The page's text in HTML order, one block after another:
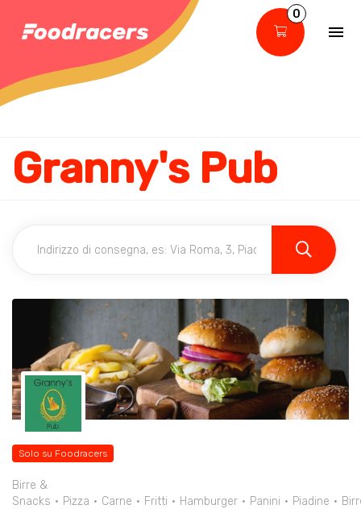
0
Granny's Pub
Solo su Foodracers
Birre &
Snacks
Pizza Carne Fritti Hamburger Panini Piadine